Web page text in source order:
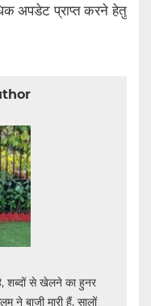
अपडेट प्राप्त करने हेतु
शब्दों से खेलने का हुनर
ने बाजी मारी हैं, सालों